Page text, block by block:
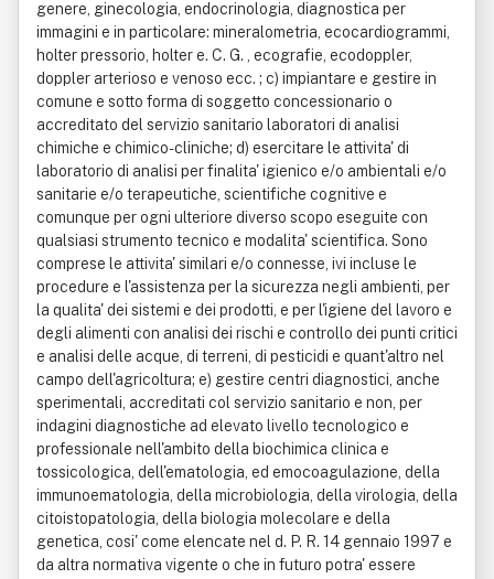
genere, ginecologia, endocrinologia, diagnostica per
immagini e in particolare: mineralometria, ecocardiogrammi,
holter pressorio, holter e. C. G. , ecografie, ecodoppler,
doppler arterioso e venoso ecc. ; c) impiantare e gestire in
comune e sotto forma di soggetto concessionario o
accreditato del servizio sanitario laboratori di analisi
chimiche e chimico-cliniche; d) esercitare le attivita' di
laboratorio di analisi per finalita' igienico e/o ambientali e/o
sanitarie e/o terapeutiche, scientifiche cognitive e
comunque per ogni ulteriore diverso scopo eseguite con
qualsiasi strumento tecnico e modalita' scientifica. Sono
comprese le attivita' similari e/o connesse, ivi incluse le
procedure e l'assistenza per la sicurezza negli ambienti, per
la qualita' dei sistemi e dei prodotti, e per l'igiene del lavoro e
degli alimenti con analisi dei rischi e controllo dei punti critici
e analisi delle acque, di terreni, di pesticidi e quant'altro nel
campo dell'agricoltura; e) gestire centri diagnostici, anche
sperimentali, accreditati col servizio sanitario e non, per
indagini diagnostiche ad elevato livello tecnologico e
professionale nell'ambito della biochimica clinica e
tossicologica, dell'ematologia, ed emocoagulazione, della
immunoematologia, della microbiologia, della virologia, della
citoistopatologia, della biologia molecolare e della
genetica, cosi' come elencate nel d. P. R. 14 gennaio 1997 e
da altra normativa vigente o che in futuro potra' essere